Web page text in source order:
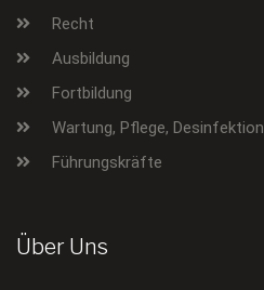
Recht
Ausbildung
Fortbildung
Wartung, Pflege, Desinfektion
Führungskräfte
Über Uns